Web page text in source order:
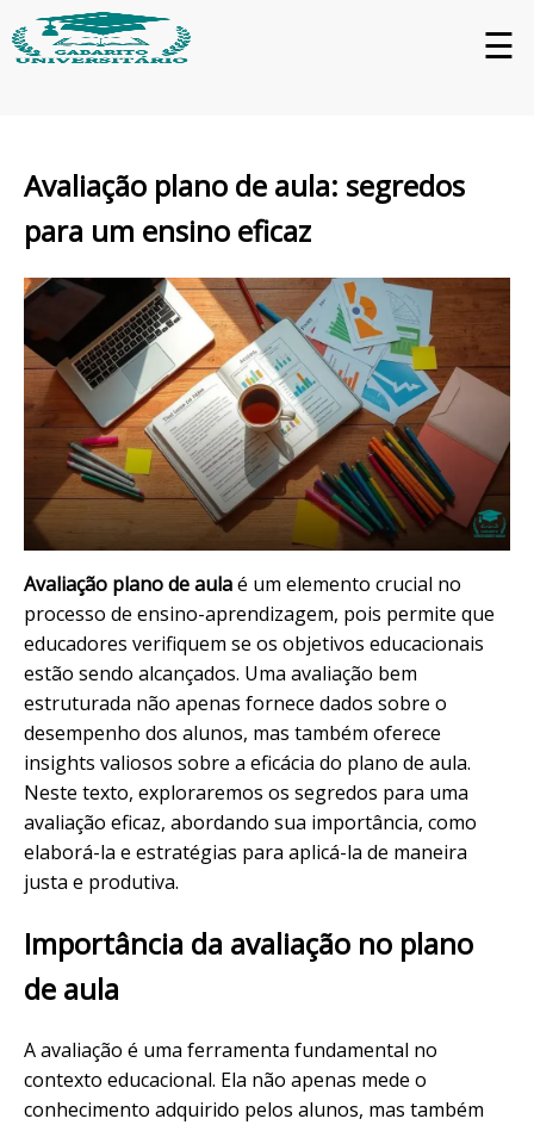
☰
Avaliação plano de aula: segredos
para um ensino eficaz
Avaliação plano de aulaé um elemento crucial no
processo de ensino-aprendizagem, pois permite que
educadores verifiquem se os objetivos educacionais
estão sendo alcançados. Uma avaliação bem
estruturada não apenas fornece dados sobre o
desempenho dos alunos, mas também oferece
insights valiosos sobre a eficácia do plano de aula.
Neste texto, exploraremos os segredos para uma
avaliação eficaz, abordando sua importância, como
elaborá-la e estratégias para aplicá-la de maneira
justa e produtiva.
Importância da avaliação no plano
de aula
A avaliação é uma ferramenta fundamental no
contexto educacional. Ela não apenas mede o
conhecimento adquirido pelos alunos, mas também